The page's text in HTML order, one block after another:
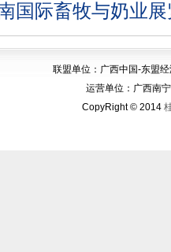
国际畜牧与奶业
联盟单位：广西中国-东盟
运营单位：广西南
CopyRight © 2014